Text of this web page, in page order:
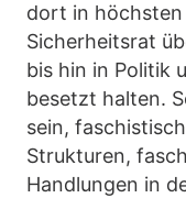
dort in
Sicherheitsrat
bis hin in Politik
besetzt halten.
sein,
Strukturen,
Handlungen in